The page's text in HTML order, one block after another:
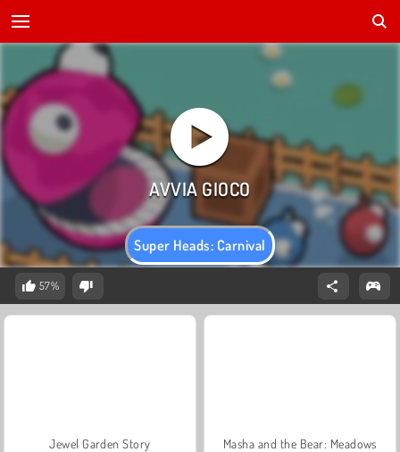
Super Heads: Carnival
57%
Jewel Garden Story Masha and the Bear: Meadows